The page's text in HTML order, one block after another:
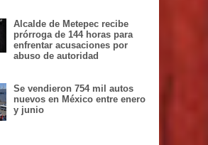
Alcalde de Metepec recibe
prórroga de 144 horas para
enfrentar acusaciones por
abuso de autoridad
Se vendieron 754 mil autos
nuevos en México entre enero
y junio